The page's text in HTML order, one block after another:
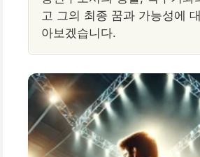
고 그의 최종 꿈과 가능성에
아보겠습니다.